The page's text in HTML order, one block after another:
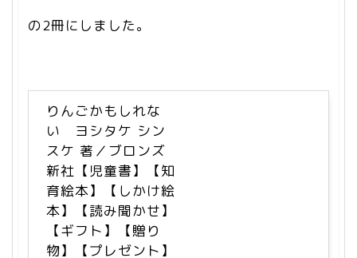
の2冊にしました。
りんごかもしれな
い ヨシタケ シン
スケ 著／ブロンズ
新社【児童書】【知
育絵本】【しかけ絵
本】【読み聞かせ】
【ギフト】【贈り
物】【プレゼント】